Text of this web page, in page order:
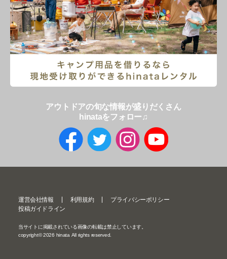
アウトドアの旬な情報が盛りだくさん
hinataをフォロー♫
運営会社情報 利用規約
プライバシーポリシー
投稿ガイドライン
当サイトに掲載されている画像の転載は禁止しています。
copyright©2026 hinata All rights reserved.